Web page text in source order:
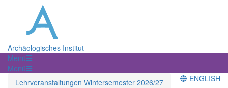
Archäologisches Institut
Menü
Menü
Lehrveranstaltungen Wintersemester 2026/27
ENGLISH